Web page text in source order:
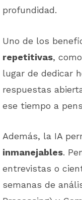
profundidad.
Uno de los
repetitivas,
lugar de dedicar
respuestas
ese tiempo a
Además, la IA
inmanejables.
entrevistas o
semanas de